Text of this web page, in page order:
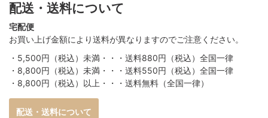
配送・送料について
宅配便
お買い上げ金額により送料が異なりますのでご注意ください。
・5,500円（税込）未満・・・送料880円（税込）全国一律
・8,800円（税込）未満・・・送料550円（税込）全国一律
・8,800円（税込）以上・・・送料無料（全国一律）
配送・送料について